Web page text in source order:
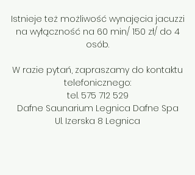
Istnieje też możliwość wynajęcia jacuzzi
na wyłączność na 60 min/ 150 zł/ do 4
osób.
W razie pytań, zapraszamy do kontaktu
telefonicznego:
tel. 575 712 529
Dafne Saunarium Legnica Dafne Spa
Ul. Izerska 8 Legnica